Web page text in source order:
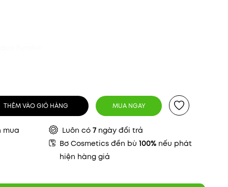
THÊM VÀO GIỎ HÀNG MUA NGAY
mua Luôn có 7 ngày đổi trả
Bơ Cosmetics đền bù100% nếu phát
hiện hàng giả